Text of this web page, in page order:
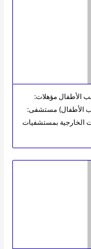
الأطفال مؤهلات:
الأطفال) مستشفى:
الخارجية بمستشفيات